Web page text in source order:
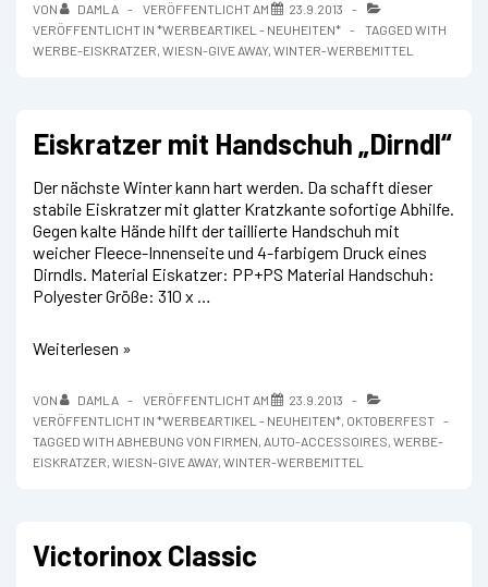
Handschuh
VON DAMLA VERÖFFENTLICHT AM
23.9.2013
VERÖFFENTLICHT IN *WERBEARTIKEL - NEUHEITEN*
TAGGED WITH
WERBE-EISKRATZER, WIESN-GIVE AWAY, WINTER-WERBEMITTEL
Eiskratzer mit Handschuh „Dirndl“
Der nächste Winter kann hart werden. Da schafft dieser
stabile Eiskratzer mit glatter Kratzkante sofortige Abhilfe.
Gegen kalte Hände hilft der taillierte Handschuh mit
weicher Fleece-Innenseite und 4-farbigem Druck eines
Dirndls. Material Eiskatzer: PP+PS Material Handschuh:
Polyester Größe: 310 x …
Eiskratzer
Handschuh
„Dirndl“
Weiterlesen »
VON DAMLA VERÖFFENTLICHT AM
23.9.2013
VERÖFFENTLICHT IN *WERBEARTIKEL - NEUHEITEN*, OKTOBERFEST
TAGGED WITH ABHEBUNG VON FIRMEN, AUTO-ACCESSOIRES, WERBE-
EISKRATZER, WIESN-GIVE AWAY, WINTER-WERBEMITTEL
Victorinox Classic